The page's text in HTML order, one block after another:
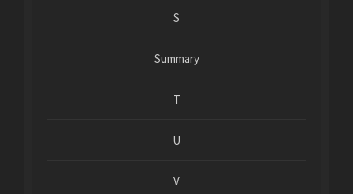
S
Summary
T
U
V